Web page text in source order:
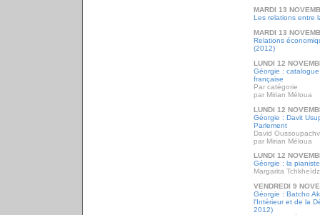
MARDI 13
Les relations entre
MARDI 13
Relations
(2012)
LUNDI 12
Géorgie :
française
Par catégorie
par Mirian Méloua
LUNDI 12
Géorgie : Davit
Parlement
David
par Mirian Méloua
LUNDI 12
Géorgie : la
Margarita
VENDREDI 9
Géorgie : Batcho
l'Intérieur et de la
2012)